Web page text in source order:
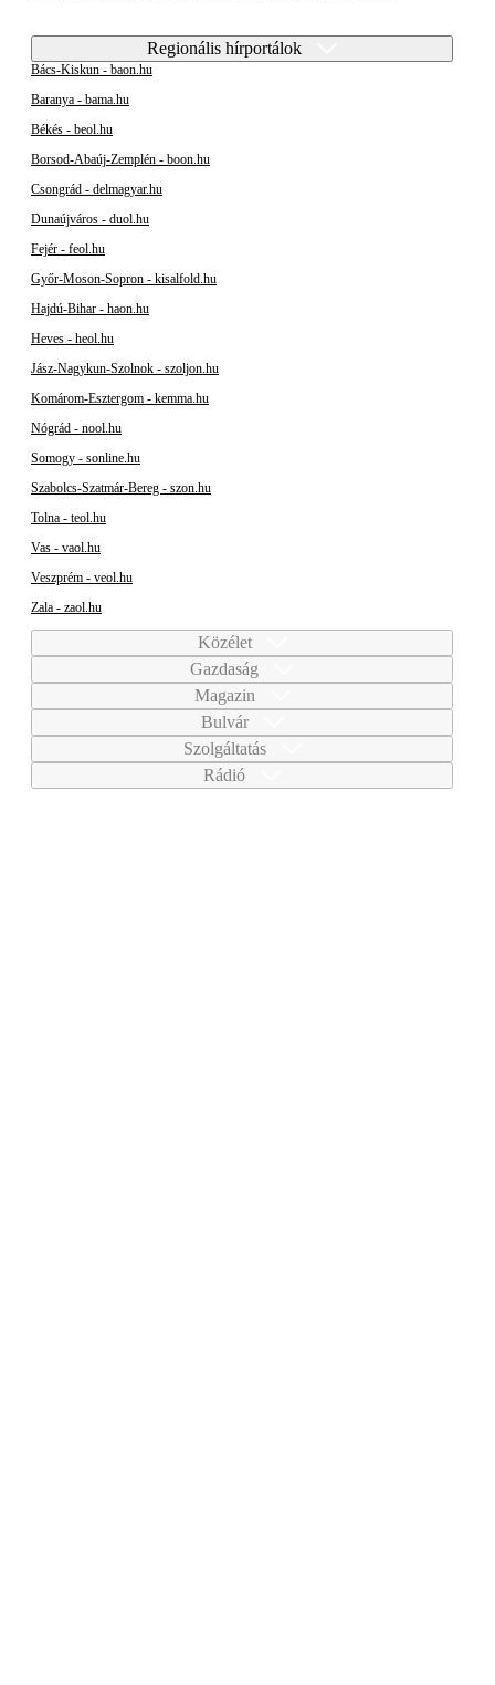
Regionális hírportálok
Bács-Kiskun - baon.hu
Baranya - bama.hu
Békés - beol.hu
Borsod-Abaúj-Zemplén - boon.hu
Csongrád - delmagyar.hu
Dunaújváros - duol.hu
Fejér - feol.hu
Győr-Moson-Sopron - kisalfold.hu
Hajdú-Bihar - haon.hu
Heves - heol.hu
Jász-Nagykun-Szolnok - szoljon.hu
Komárom-Esztergom - kemma.hu
Nógrád - nool.hu
Somogy - sonline.hu
Szabolcs-Szatmár-Bereg - szon.hu
Tolna - teol.hu
Vas - vaol.hu
Veszprém - veol.hu
Zala - zaol.hu
Közélet
Gazdaság
Magazin
Bulvár
Szolgáltatás
Rádió